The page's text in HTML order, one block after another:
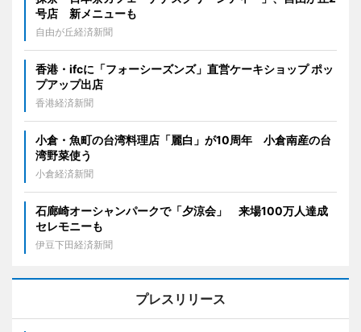
号店 新メニューも
自由が丘経済新聞
香港・ifcに「フォーシーズンズ」直営ケーキショップ ポッ
プアップ出店
香港経済新聞
小倉・魚町の台湾料理店「麗白」が10周年 小倉南産の台
湾野菜使う
小倉経済新聞
石廊崎オーシャンパークで「夕涼会」 来場100万人達成
セレモニーも
伊豆下田経済新聞
プレスリリース